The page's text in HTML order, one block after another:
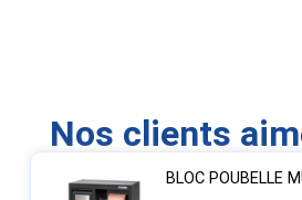
Nos clients
BLOC POUBELLE